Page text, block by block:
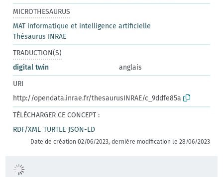
MICROTHESAURUS
MAT informatique et intelligence artificielle
Thésaurus INRAE
TRADUCTION(S)
digital twin
anglais
URI
http://opendata.inrae.fr/thesaurusINRAE/c_9ddfe85a
TÉLÉCHARGER CE CONCEPT :
RDF/XML TURTLE JSON-LD
Date de création 02/06/2023, dernière modification le 28/06/2023